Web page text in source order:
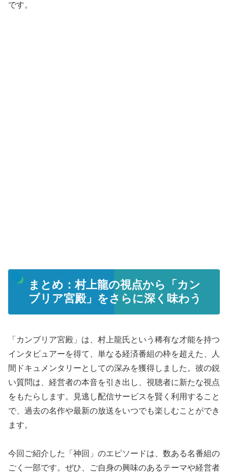
です。
まとめ：村上龍の視点から「カン
ブリア宮殿」をさらに深く味わう
「カンブリア宮殿」は、村上龍氏という稀有な才能を持つ
インタビュアーを得て、単なる経済番組の枠を超えた、人
間ドキュメンタリーとしての深みを獲得しました。彼の鋭
い質問は、経営者の本音を引き出し、視聴者に新たな視点
をもたらします。見逃し配信サービスを賢く利用すること
で、過去の名作や最新の放送をいつでも楽しむことができ
ます。
今回ご紹介した「神回」のエピソードは、数ある名番組の
ごく一部です。ぜひ、ご自身の興味のあるテーマや経営者